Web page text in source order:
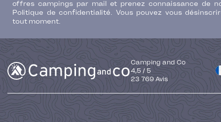
offres campings par mail et prenez connaissance de
Politique de confidentialité. Vous pouvez vous
tout moment.
Camping and Co
4,5 / 5
23 769Avis